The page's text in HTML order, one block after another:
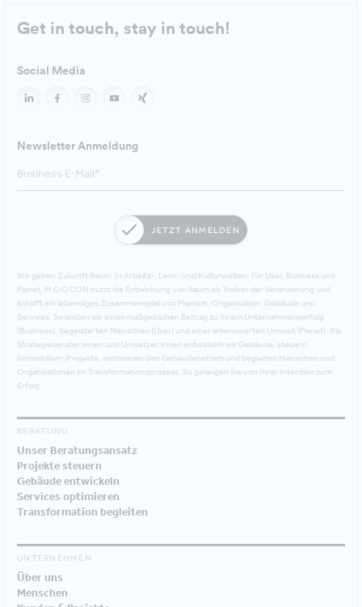
Get in touch, stay in touch!
Social Media
Newsletter Anmeldung
JETZT ANMELDEN
Wir geben Zukunft Raum. In Arbeits-, Lern- und Kulturwelten. Für User, Business und
Planet. M.O.O.CON nutzt die Entwicklung von Raum als Treiber der Veränderung und
schafft ein lebendiges Zusammenspiel von Mensch, Organisation, Gebäude und
Services. So leisten wir einen maßgeblichen Beitrag zu Ihrem Unternehmenserfolg
(Business), begeisterten Menschen (User) und einer lebenswerten Umwelt (Planet). Als
Strategieberater:innen und Umsetzer:innen entwickeln wir Gebäude, steuern
(Immobilien-)Projekte, optimieren den Gebäudebetrieb und begleiten Menschen und
Organisationen im Transformationsprozess. So gelangen Sie von Ihrer Intention zum
Erfolg.
BERATUNG
Unser Beratungsansatz
Projekte steuern
Gebäude entwickeln
Services optimieren
Transformation begleiten
UNTERNEHMEN
Über uns
Menschen